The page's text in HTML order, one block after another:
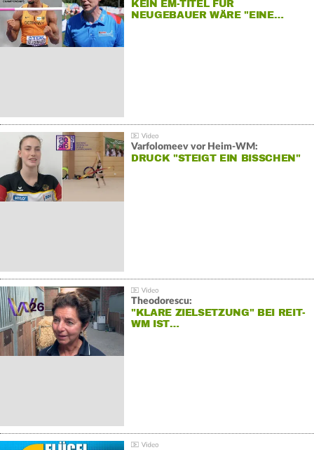
KEIN EM-TITEL FÜR
NEUGEBAUER WÄRE "EINE…
Varfolomeev vor Heim-WM:
DRUCK "STEIGT EIN BISSCHEN"
Theodorescu:
"KLARE ZIELSETZUNG" BEI REIT-
WM IST…